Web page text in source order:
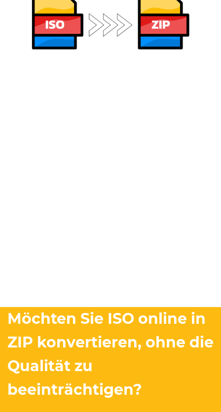
Möchten Sie ISO online in
ZIP konvertieren, ohne die
Qualität zu
beeinträchtigen?